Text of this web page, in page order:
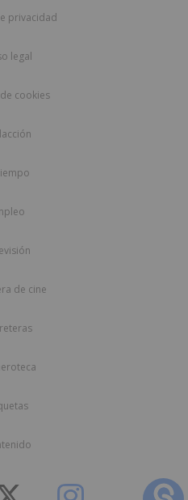
privacidad
legal
cookies
de cine